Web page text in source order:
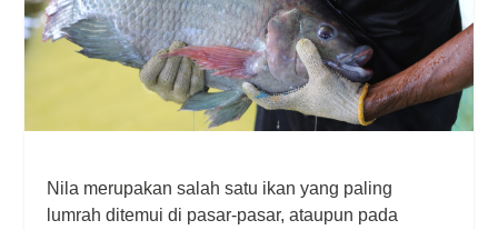
Nila merupakan salah satu ikan yang paling
lumrah ditemui di pasar-pasar, ataupun pada